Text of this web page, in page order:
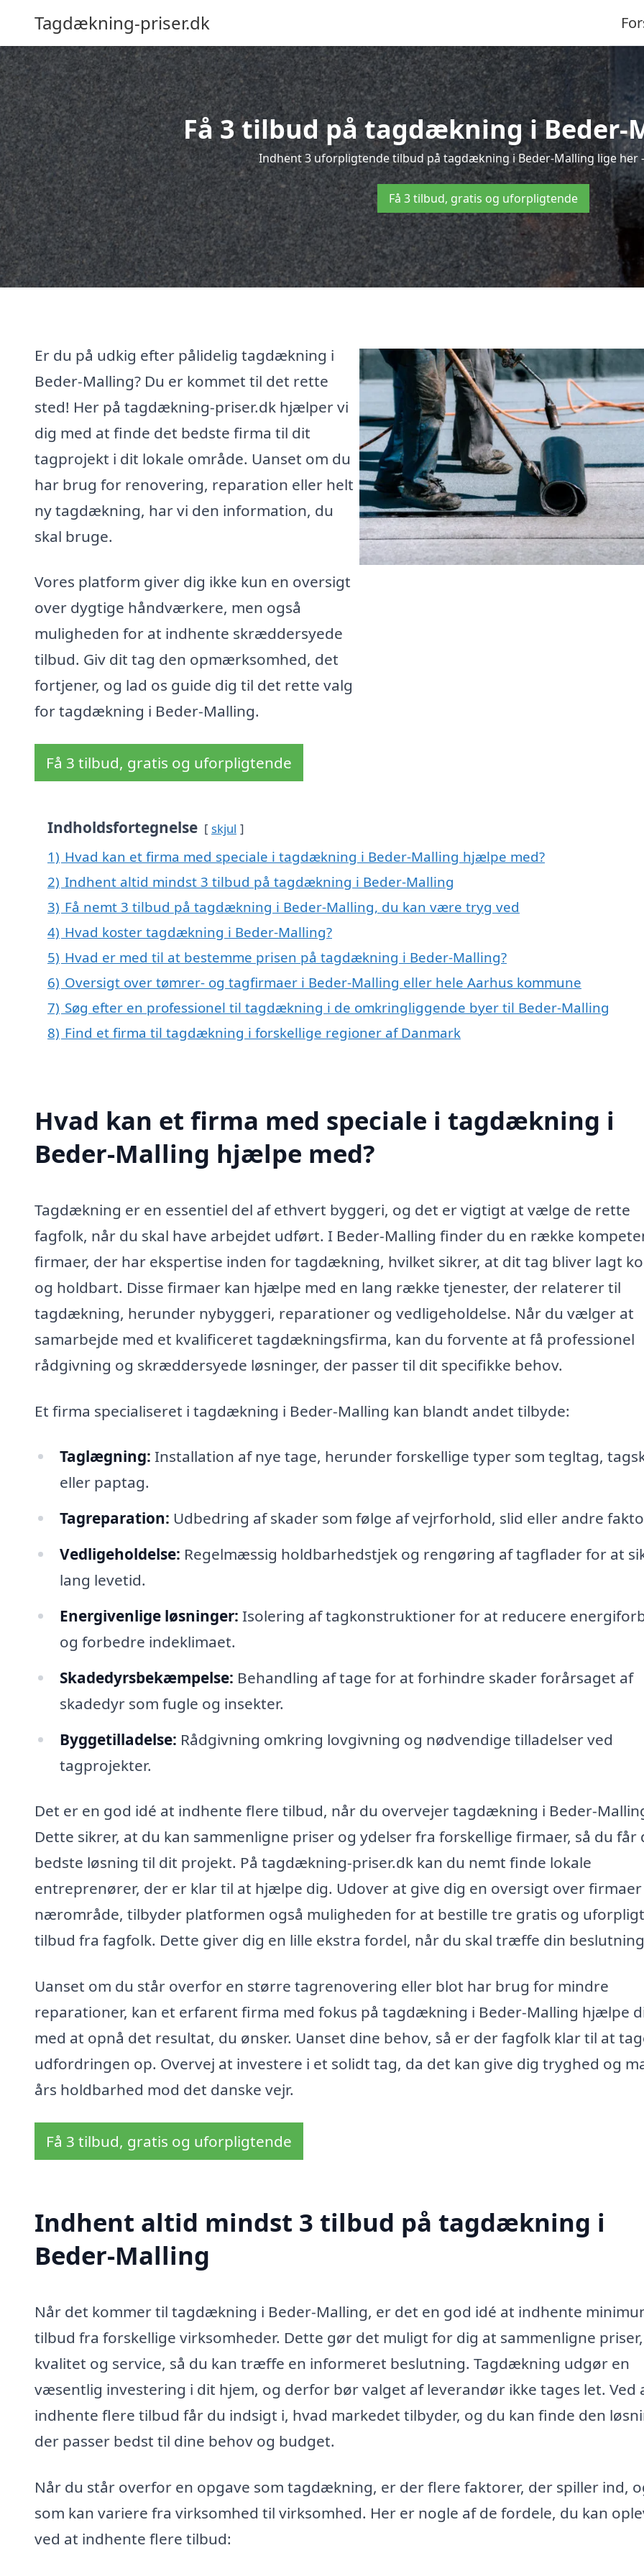
Tagdækning-priser.dk
Få 3 tilbud på tagdækning i Beder-
Indhent 3 uforpligtende tilbud på tagdækning i Beder-Malling lige her
Få 3 tilbud, gratis og uforpligtende
Er du på udkig efter pålidelig tagdækning i
Beder-Malling? Du er kommet til det rette
sted! Her på tagdækning-priser.dk hjælper vi
dig med at finde det bedste firma til dit
tagprojekt i dit lokale område. Uanset om du
har brug for renovering, reparation eller helt
ny tagdækning, har vi den information, du
skal bruge.
Vores platform giver dig ikke kun en oversigt
over dygtige håndværkere, men også
muligheden for at indhente skræddersyede
tilbud. Giv dit tag den opmærksomhed, det
fortjener, og lad os guide dig til det rette valg
for tagdækning i Beder-Malling.
Få 3 tilbud, gratis og uforpligtende
Indholdsfortegnelse skjul
1) Hvad kan et firma med speciale i tagdækning i Beder-Malling hjælpe med?
2) Indhent altid mindst 3 tilbud på tagdækning i Beder-Malling
3) Få nemt 3 tilbud på tagdækning i Beder-Malling, du kan være tryg ved
4) Hvad koster tagdækning i Beder-Malling?
5) Hvad er med til at bestemme prisen på tagdækning i Beder-Malling?
6) Oversigt over tømrer- og tagfirmaer i Beder-Malling eller hele Aarhus kommune
7) Søg efter en professionel til tagdækning i de omkringliggende byer til Beder-Malling
8) Find et firma til tagdækning i forskellige regioner af Danmark
Hvad kan et firma med speciale i tagdækning i
Beder-Malling hjælpe med?
Tagdækning er en essentiel del af ethvert byggeri, og det er vigtigt at vælge de rette
fagfolk, når du skal have arbejdet udført. I Beder-Malling finder du en række
firmaer, der har ekspertise inden for tagdækning, hvilket sikrer, at dit tag bliver lagt
og holdbart. Disse firmaer kan hjælpe med en lang række tjenester, der relaterer til
tagdækning, herunder nybyggeri, reparationer og vedligeholdelse. Når du vælger at
samarbejde med et kvalificeret tagdækningsfirma, kan du forvente at få professionel
rådgivning og skræddersyede løsninger, der passer til dit specifikke behov.
Et firma specialiseret i tagdækning i Beder-Malling kan blandt andet tilbyde:
Taglægning: Installation af nye tage, herunder forskellige typer som tegltag,
eller paptag.
Tagreparation: Udbedring af skader som følge af vejrforhold, slid eller andre
Vedligeholdelse: Regelmæssig holdbarhedstjek og rengøring af tagflader for at
lang levetid.
Energivenlige løsninger: Isolering af tagkonstruktioner for at reducere
og forbedre indeklimaet.
Skadedyrsbekæmpelse: Behandling af tage for at forhindre skader forårsaget af
skadedyr som fugle og insekter.
Byggetilladelse: Rådgivning omkring lovgivning og nødvendige tilladelser ved
tagprojekter.
Det er en god idé at indhente flere tilbud, når du overvejer tagdækning i Beder-
Dette sikrer, at du kan sammenligne priser og ydelser fra forskellige firmaer, så du får
bedste løsning til dit projekt. På tagdækning-priser.dk kan du nemt finde lokale
entreprenører, der er klar til at hjælpe dig. Udover at give dig en oversigt over
nærområde, tilbyder platformen også muligheden for at bestille tre gratis og
tilbud fra fagfolk. Dette giver dig en lille ekstra fordel, når du skal træffe din
Uanset om du står overfor en større tagrenovering eller blot har brug for mindre
reparationer, kan et erfarent firma med fokus på tagdækning i Beder-Malling hjælpe
med at opnå det resultat, du ønsker. Uanset dine behov, så er der fagfolk klar til at
udfordringen op. Overvej at investere i et solidt tag, da det kan give dig tryghed og
års holdbarhed mod det danske vejr.
Få 3 tilbud, gratis og uforpligtende
Indhent altid mindst 3 tilbud på tagdækning i
Beder-Malling
Når det kommer til tagdækning i Beder-Malling, er det en god idé at indhente
tilbud fra forskellige virksomheder. Dette gør det muligt for dig at sammenligne priser,
kvalitet og service, så du kan træffe en informeret beslutning. Tagdækning udgør en
væsentlig investering i dit hjem, og derfor bør valget af leverandør ikke tages let. Ved
indhente flere tilbud får du indsigt i, hvad markedet tilbyder, og du kan finde den
der passer bedst til dine behov og budget.
Når du står overfor en opgave som tagdækning, er der flere faktorer, der spiller ind,
som kan variere fra virksomhed til virksomhed. Her er nogle af de fordele, du kan
ved at indhente flere tilbud: